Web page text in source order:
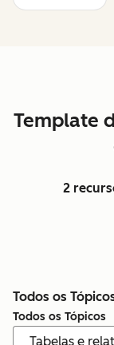
Template
2
Todos os
Todos os Tópicos